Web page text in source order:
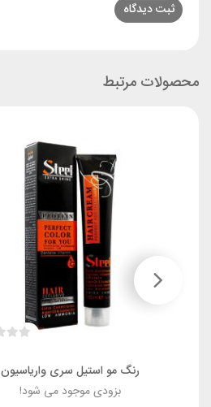
محصولات مرتبط
رنگ مو استیل سری واریاسیون
بزودی موجود می شود!